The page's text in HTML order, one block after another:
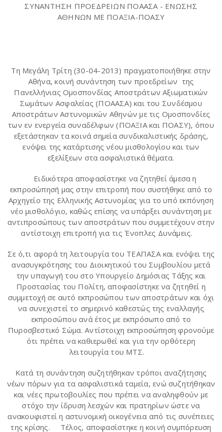
ΣΥΝΑΝΤΗΣΗ ΠΡΟΕΔΡΕΙΩΝ ΠΟΑΑΣΑ - ΕΝΩΣΗΣ
ΑΘΗΝΩΝ ΜΕ ΠΟΑΞΙΑ-ΠΟΑΣΥ
Τη Μεγάλη Τρίτη (30-04-2013) πραγματοποιήθηκε στην
Αθήνα, κοινή συνάντηση των προεδρείων της
Πανελλήνιας Ομοσπονδίας Αποστράτων Αξιωματικών
Σωμάτων Ασφαλείας (ΠΟΑΑΣΑ) και του Συνδέσμου
Αποστράτων Αστυνομικών Αθηνών με τις Ομοσπονδίες
των εν ενεργεία συναδέλφων (ΠΟΑΞΙΑ και ΠΟΑΣΥ), όπου
εξετάστηκαν τα κοινά σημεία συνδικαλιστικής δράσης,
ενόψει της κατάρτισης νέου μισθολογίου και των
εξελίξεων στα ασφαλιστικά θέματα.
Ειδικότερα αποφασίστηκε να ζητηθεί άμεσα η
εκπροσώπησή μας στην επιτροπή που συστήθηκε από το
Αρχηγείο της Ελληνικής Αστυνομίας για το υπό εκπόνηση
νέο μισθολόγιο, καθώς επίσης να υπάρξει συνάντηση με
αντιπροσώπους των αποστράτων που συμμετέχουν στην
αντίστοιχη επιτροπή για τις Ένοπλες Δυνάμεις.
Σε ό,τι αφορά τη λειτουργία του ΤΕΑΠΑΣΑ και ενόψει της
ανασυγκρότησης του Διοικητικού του Συμβουλίου μετά
την υπαγωγή του στο Υπουργείο Δημόσιας Τάξης και
Προστασίας του Πολίτη, αποφασίστηκε να ζητηθεί η
συμμετοχή σε αυτό εκπροσώπου των αποστράτων και όχι
να συνεχιστεί το σημερινό καθεστώς της εναλλαγής
εκπροσώπου ανά έτος με εκπρόσωπο από το
Πυροσβεστικό Σώμα. Αντίστοιχη εκπροσώπηση φρονούμε
ότι πρέπει να καθιερωθεί και για την ορθότερη
λειτουργία του ΜΤΣ.
Κατά τη συνάντηση συζητήθηκαν τρόποι αναζήτησης
νέων πόρων για τα ασφαλιστικά ταμεία, ενώ συζητήθηκαν
και νέες πρωτοβουλίες που πρέπει να αναληφθούν με
στόχο την ίδρυση λεσχών και πρατηρίων ώστε να
ανακουφιστεί η αστυνομική οικογένεια από τις συνέπειες
της κρίσης. Τέλος, αποφασίστηκε η κοινή συμπόρευση